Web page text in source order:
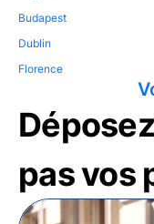
Budapest
Dublin
Florence
pas vos